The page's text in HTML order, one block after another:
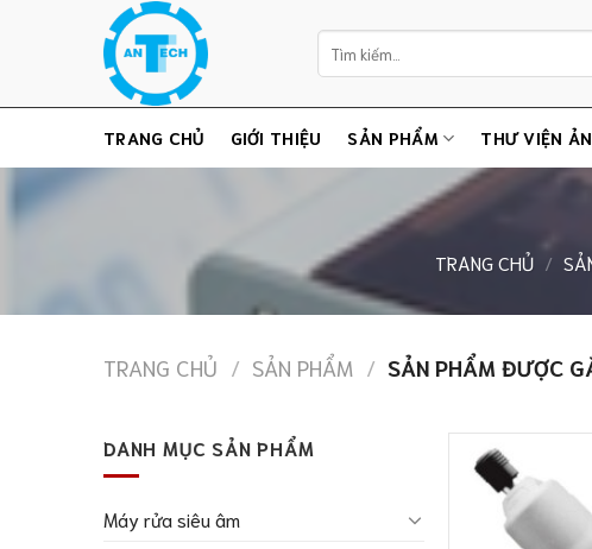
dung
Tìm
kiếm:
TRANG CHỦ GIỚI THIỆU SẢN PHẨM THƯ VIỆN
TRANG CHỦ /
TRANG CHỦ / SẢN PHẨM / SẢN PHẨM ĐƯỢC
DANH MỤC SẢN PHẨM
Máy rửa siêu âm